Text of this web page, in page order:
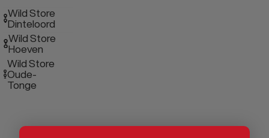
Wild Store
Dinteloord
Wild Store
Hoeven
Wild Store
Oude-
Tonge